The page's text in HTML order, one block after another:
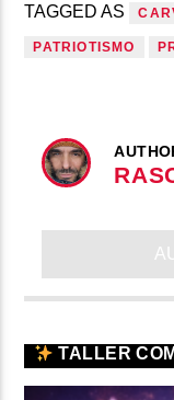
TAGGED AS
PATRIOTISMO
TALLER